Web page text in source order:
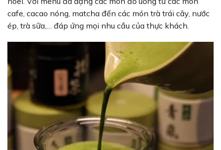
cafe, cacao nóng, matcha đến các món trà trái cây, nước
ép, trà sữa,… đáp ứng mọi nhu cầu của thực khách.